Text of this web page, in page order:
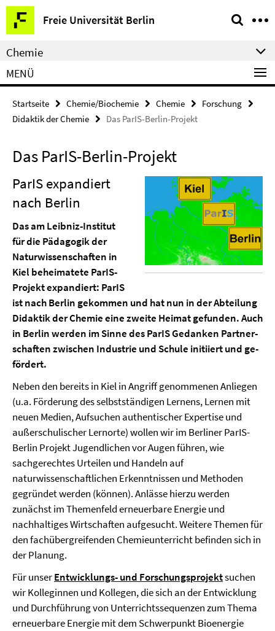
Springe
direkt
zu
Inhalt
Freie Universität Berlin
Service-
Navigation
Chemie
MENÜ
Startseite Chemie/Biochemie Chemie
Forschung
Didaktik der Chemie
Das ParIS-Berlin-Projekt
Das ParIS-Berlin-Projekt
ParIS expandiert
nach Berlin
Das am Leibniz-In­stitut
für die Päda­gogik der
Natur­wissen­schaften in
Kiel behei­matete ParIS-
Projekt ex­pan­diert: ParIS
ist nach Berlin ge­kommen und hat nun in der Abtei­lung
Didaktik der Chemie eine zweite Heimat gefunden. Auch
in Berlin werden im Sinne des ParIS Gedan­ken Partner­
schaf­ten zwischen In­dustrie und Schu­le initiiert und ge­
fördert.
Neben den bereits in Kiel in Angriff genommenen Anliegen
(u.a. Förderung des selbstständigen Lernens, Lernen mit
neuen Medien, Aufsuchen au­thentischer Expertise und
außer­schulischer Lernorte) wollen wir im Berliner ParIS-
Berlin Projekt Jugendlichen vor Augen führen, wie
sachgerechtes Urteilen und Handeln auf
naturwissenschaft­lichen Erkenntnissen und Metho­den
gegründet werden (können). Anlässe hierzu werden
zunächst im Themenfeld erneuerbare Energie und
nachhaltiges Wirt­schaften aufgesucht. Weitere Themen für
den fachübergrei­fenden Chemieunterricht befinden sich in
der Planung.
Für unserEntwicklungs- und Forschungsprojektsuchen
wir Kolleginnen und Kollegen, die sich an der Entwicklung
und Durchführung von Unterrichtssequenzen zum Thema
erneuerbare Energie mit dem Schwerpunkt Bioenergie